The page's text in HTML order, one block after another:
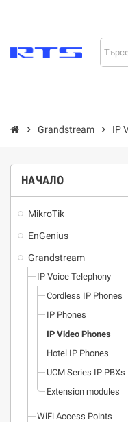
chevron_right Grandstream chevron_right IP
НАЧАЛО
MikroTik
EnGenius
Grandstream
IP Voice Telephony
Cordless IP Phones
IP Phones
IP Video Phones
Hotel IP Phones
UCM Series IP PBXs
Extension modules
WiFi Access Points